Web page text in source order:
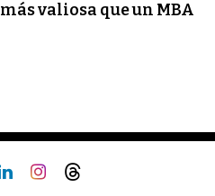
más valiosa que un MBA